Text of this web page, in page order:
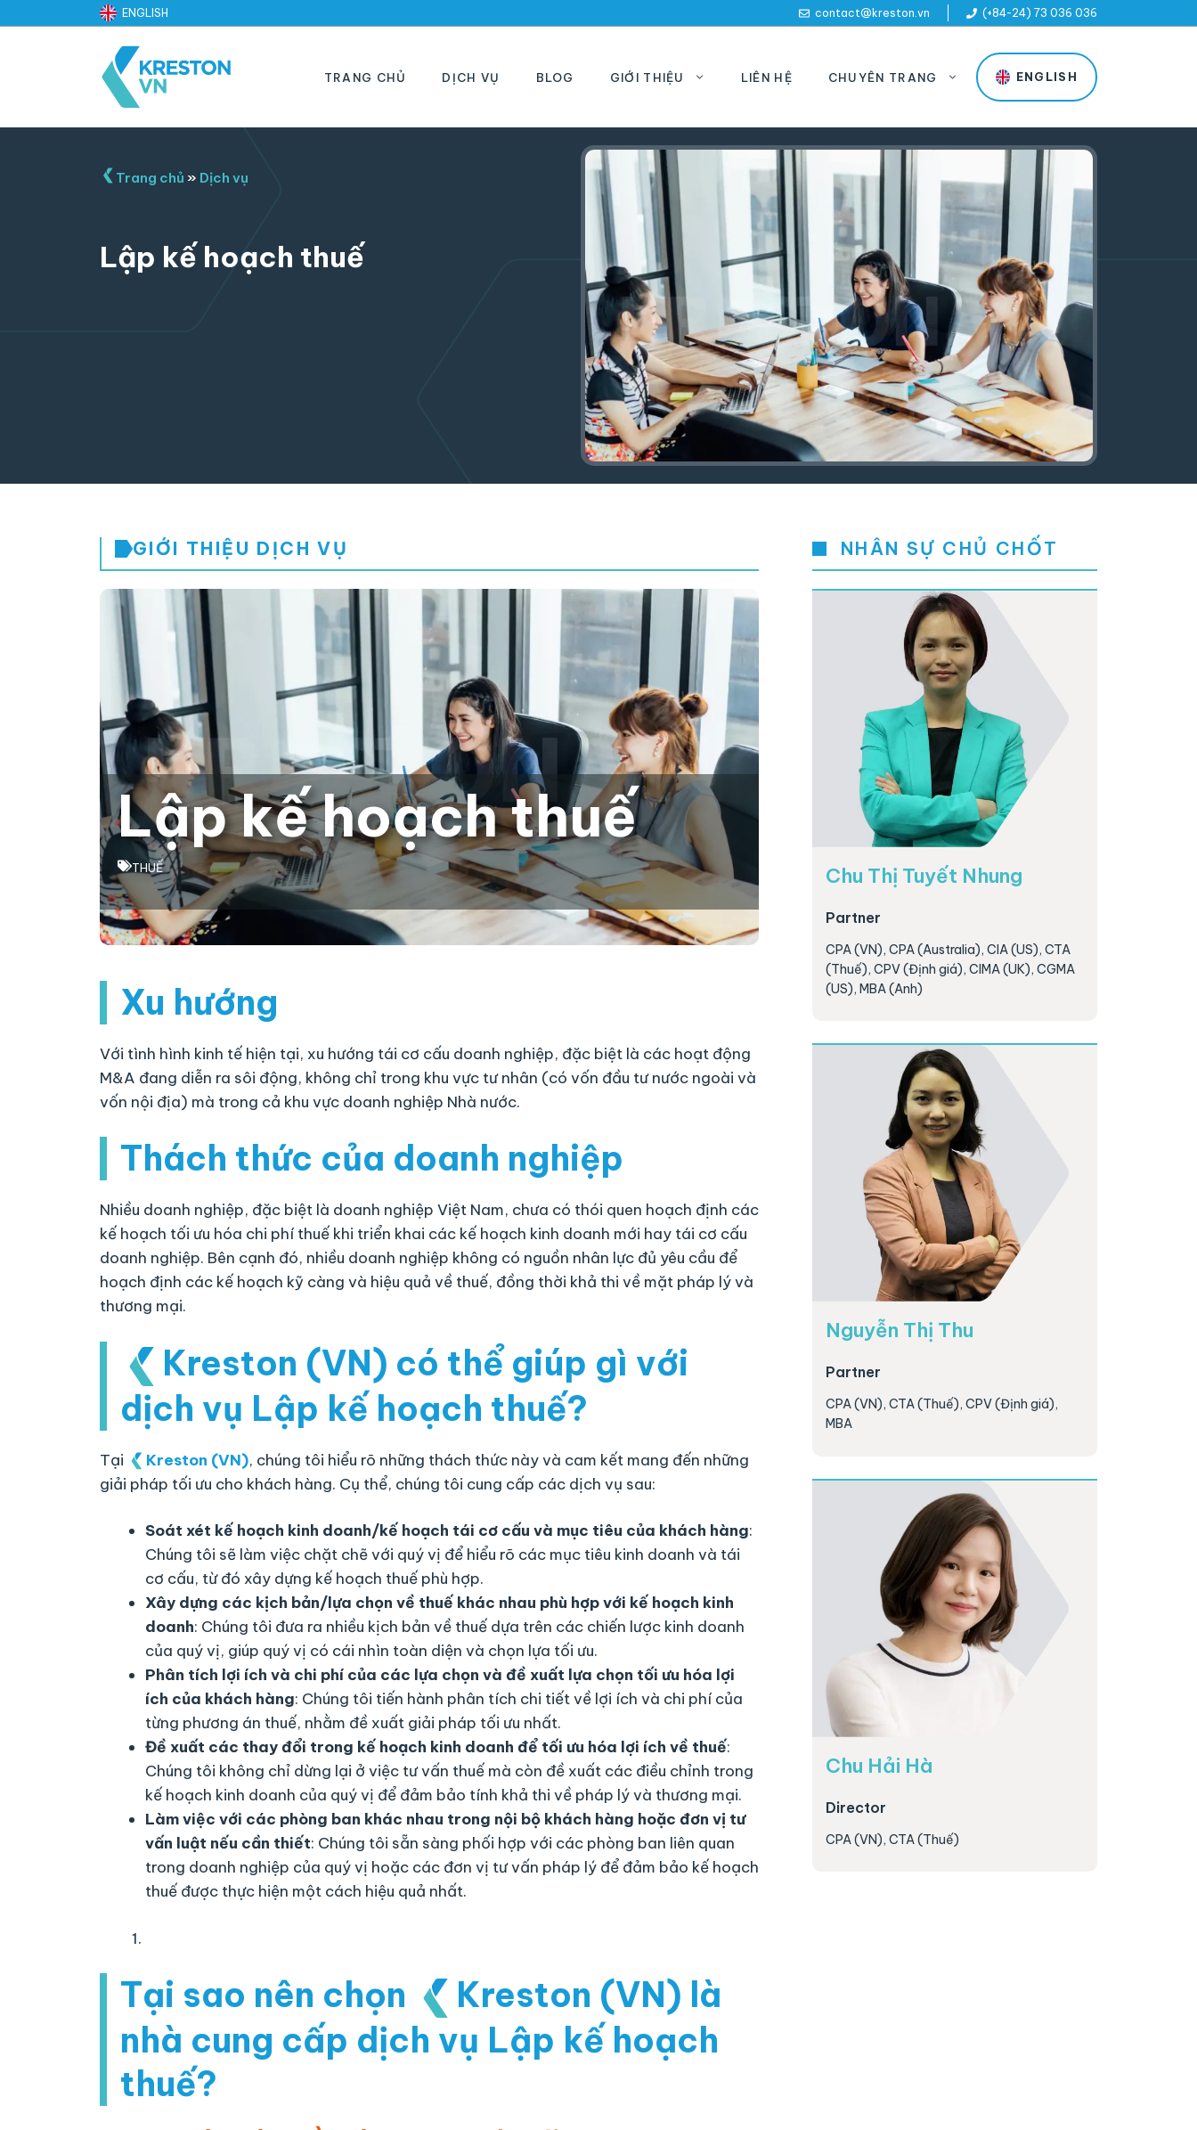
ENGLISH contact@kreston.vn (+84-24) 73 036 036
TRANG CHỦ DỊCH VỤ BLOG GIỚI THIỆU LIÊN HỆ CHUYÊN TRANG ENGLISH
Trang chủ » Dịch vụ
Lập kế hoạch thuế
GIỚI THIỆU DỊCH VỤ
Lập kế hoạch thuế
THUẾ
Xu hướng
Với tình hình kinh tế hiện tại, xu hướng tái cơ cấu doanh nghiệp, đặc biệt là các hoạt động
M&A đang diễn ra sôi động, không chỉ trong khu vực tư nhân (có vốn đầu tư nước ngoài và
vốn nội địa) mà trong cả khu vực doanh nghiệp Nhà nước.
Thách thức của doanh nghiệp
Nhiều doanh nghiệp, đặc biệt là doanh nghiệp Việt Nam, chưa có thói quen hoạch định các
kế hoạch tối ưu hóa chi phí thuế khi triển khai các kế hoạch kinh doanh mới hay tái cơ cấu
doanh nghiệp. Bên cạnh đó, nhiều doanh nghiệp không có nguồn nhân lực đủ yêu cầu để
hoạch định các kế hoạch kỹ càng và hiệu quả về thuế, đồng thời khả thi về mặt pháp lý và
thương mại.
Kreston (VN) có thể giúp gì với
dịch vụ Lập kế hoạch thuế?
Tại Kreston (VN), chúng tôi hiểu rõ những thách thức này và cam kết mang đến những
giải pháp tối ưu cho khách hàng. Cụ thể, chúng tôi cung cấp các dịch vụ sau:
Soát xét kế hoạch kinh doanh/kế hoạch tái cơ cấu và mục tiêu của khách hàng:
Chúng tôi sẽ làm việc chặt chẽ với quý vị để hiểu rõ các mục tiêu kinh doanh và tái
cơ cấu, từ đó xây dựng kế hoạch thuế phù hợp.
Xây dựng các kịch bản/lựa chọn về thuế khác nhau phù hợp với kế hoạch kinh
doanh: Chúng tôi đưa ra nhiều kịch bản về thuế dựa trên các chiến lược kinh doanh
của quý vị, giúp quý vị có cái nhìn toàn diện và chọn lựa tối ưu.
Phân tích lợi ích và chi phí của các lựa chọn và đề xuất lựa chọn tối ưu hóa lợi
ích của khách hàng: Chúng tôi tiến hành phân tích chi tiết về lợi ích và chi phí của
từng phương án thuế, nhằm đề xuất giải pháp tối ưu nhất.
Đề xuất các thay đổi trong kế hoạch kinh doanh để tối ưu hóa lợi ích về thuế:
Chúng tôi không chỉ dừng lại ở việc tư vấn thuế mà còn đề xuất các điều chỉnh trong
kế hoạch kinh doanh của quý vị để đảm bảo tính khả thi về pháp lý và thương mại.
Làm việc với các phòng ban khác nhau trong nội bộ khách hàng hoặc đơn vị tư
vấn luật nếu cần thiết: Chúng tôi sẵn sàng phối hợp với các phòng ban liên quan
trong doanh nghiệp của quý vị hoặc các đơn vị tư vấn pháp lý để đảm bảo kế hoạch
thuế được thực hiện một cách hiệu quả nhất.
Tại sao nên chọn Kreston (VN) là
nhà cung cấp dịch vụ Lập kế hoạch
thuế?
NHÂN SỰ CHỦ CHỐT
Chu Thị Tuyết Nhung
Partner
CPA (VN), CPA (Australia), CIA (US), CTA
(Thuế), CPV (Định giá), CIMA (UK), CGMA
(US), MBA (Anh)
Nguyễn Thị Thu
Partner
CPA (VN), CTA (Thuế), CPV (Định giá),
MBA
Chu Hải Hà
Director
CPA (VN), CTA (Thuế)